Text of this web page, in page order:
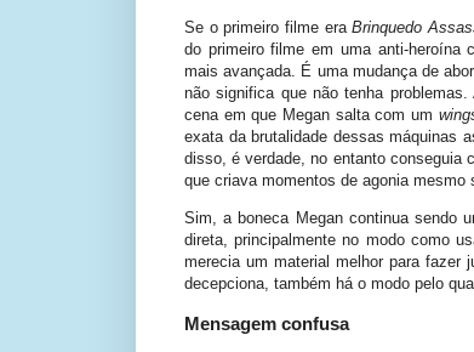
Se o primeiro filme eraBrinquedo
do primeiro filme em uma anti-heroína
mais avançada. É uma mudança de
não significa que não tenha
cena em que Megan salta com um
exata da brutalidade dessas máquinas
disso, é verdade, no entanto conseguia
que criava momentos de agonia mesmo
Sim, a boneca Megan continua sendo
direta, principalmente no modo como
merecia um material melhor para fazer
decepciona, também há o modo pelo
Mensagem confusa